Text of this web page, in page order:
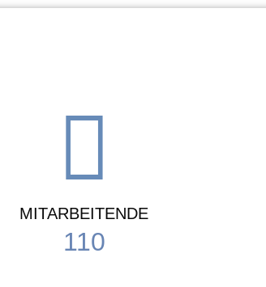
MITARBEITENDE
110